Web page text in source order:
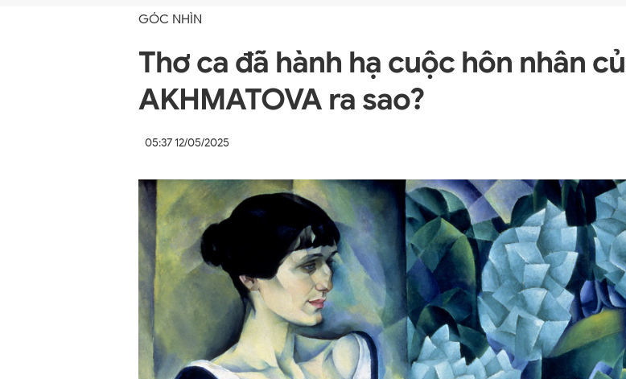
GÓC NHÌN
Thơ ca đã hành hạ cuộc hôn nhân
AKHMATOVA ra sao?
05:37 12/05/2025